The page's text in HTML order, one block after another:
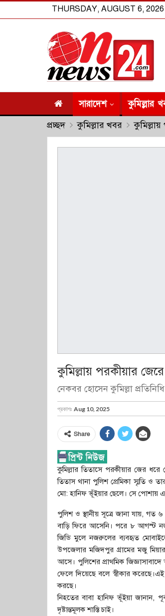
THURSDAY, AUGUST 6, 2026
সারাদেশ কুমিল্লার
প্রচ্ছদ কুমিল্লার খবর
কুমিল্লায় পরকীয়ার
নেকবর হোসেন কুমিল্লা প্রতিনিধি
প্রকাশঃ Aug 10, 2025
Share
কুমিল্লার তিতাসে পরকীয়ার জের
তিতাস থানা পুলিশ প্রেমিকা স্মৃতি ও
মো: হানিফ ভূঁইয়ার ছেলে। সে পোশায়
পুলিশ ও স্থানীয় সূত্রে জানা যায়,
বাড়ি ফিরে আসেনি। পরে ৮ আগস্ট
জিডি মুলে নজরুলের ব্যবহৃত
উপজেলার মজিদপুর গ্রামের মজু
আসে। পুলিশের প্রাথমিক
ফেলে দিয়েছে বলে স্বীকার
করছে।
নিহতের বাবা হানিফ ভূঁইয়া জানান,
দৃষ্টান্তমূলক শাস্তি চাই।